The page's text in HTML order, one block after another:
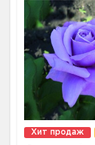
Хит продаж